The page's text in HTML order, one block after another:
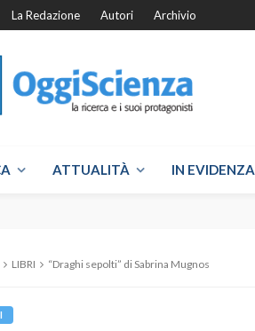
La Redazione Autori Archivio
ATTUALITÀ IN EVIDENZA
LIBRI “Draghi sepolti” di Sabrina Mugnos